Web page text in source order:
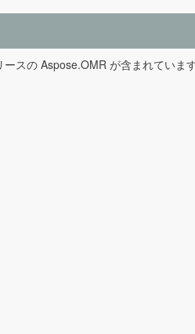
スの Aspose.OMR が含まれていま